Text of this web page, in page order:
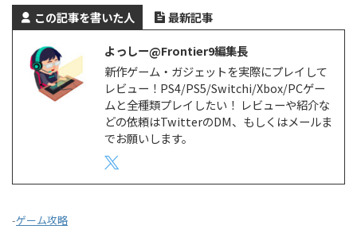
この記事を書いた人
最新記事
よっしー@Frontier9編集長
新作ゲーム・ガジェットを実際にプレイして
レビュー！PS4/PS5/Switchi/Xbox/PCゲー
ムと全種類プレイしたい！ レビューや紹介な
どの依頼はTwitterのDM、もしくはメールま
でお願いします。
-ゲーム攻略